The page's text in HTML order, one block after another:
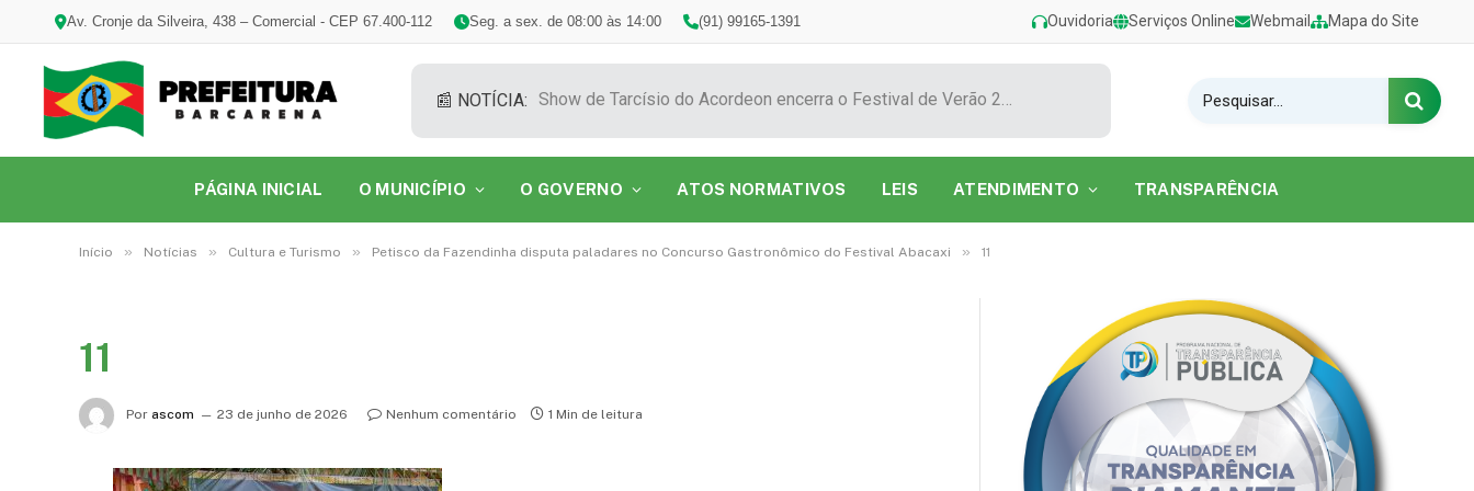
Av. Cronje da Silveira, 438 – Comercial - CEP 67.400-112 Seg. a sex. de 08:00 às 14:00 (91) 99165-1391 Ouvidoria Serviços Online Webmail Mapa do Site
📰 NOTÍCIA: Show de Tarcísio do Acordeon encerra o Festival de Verão 2026 na Praia do Caripi
PÁGINA INICIAL O MUNICÍPIO O GOVERNO ATOS NORMATIVOS LEIS ATENDIMENTO TRANSPARÊNCIA
Início » Notícias » Cultura e Turismo » Petisco da Fazendinha disputa paladares no Concurso Gastronômico do Festival Abacaxi » 11
11
Por ascom 23 de junho de 2026 Nenhum comentário 1 Min de leitura